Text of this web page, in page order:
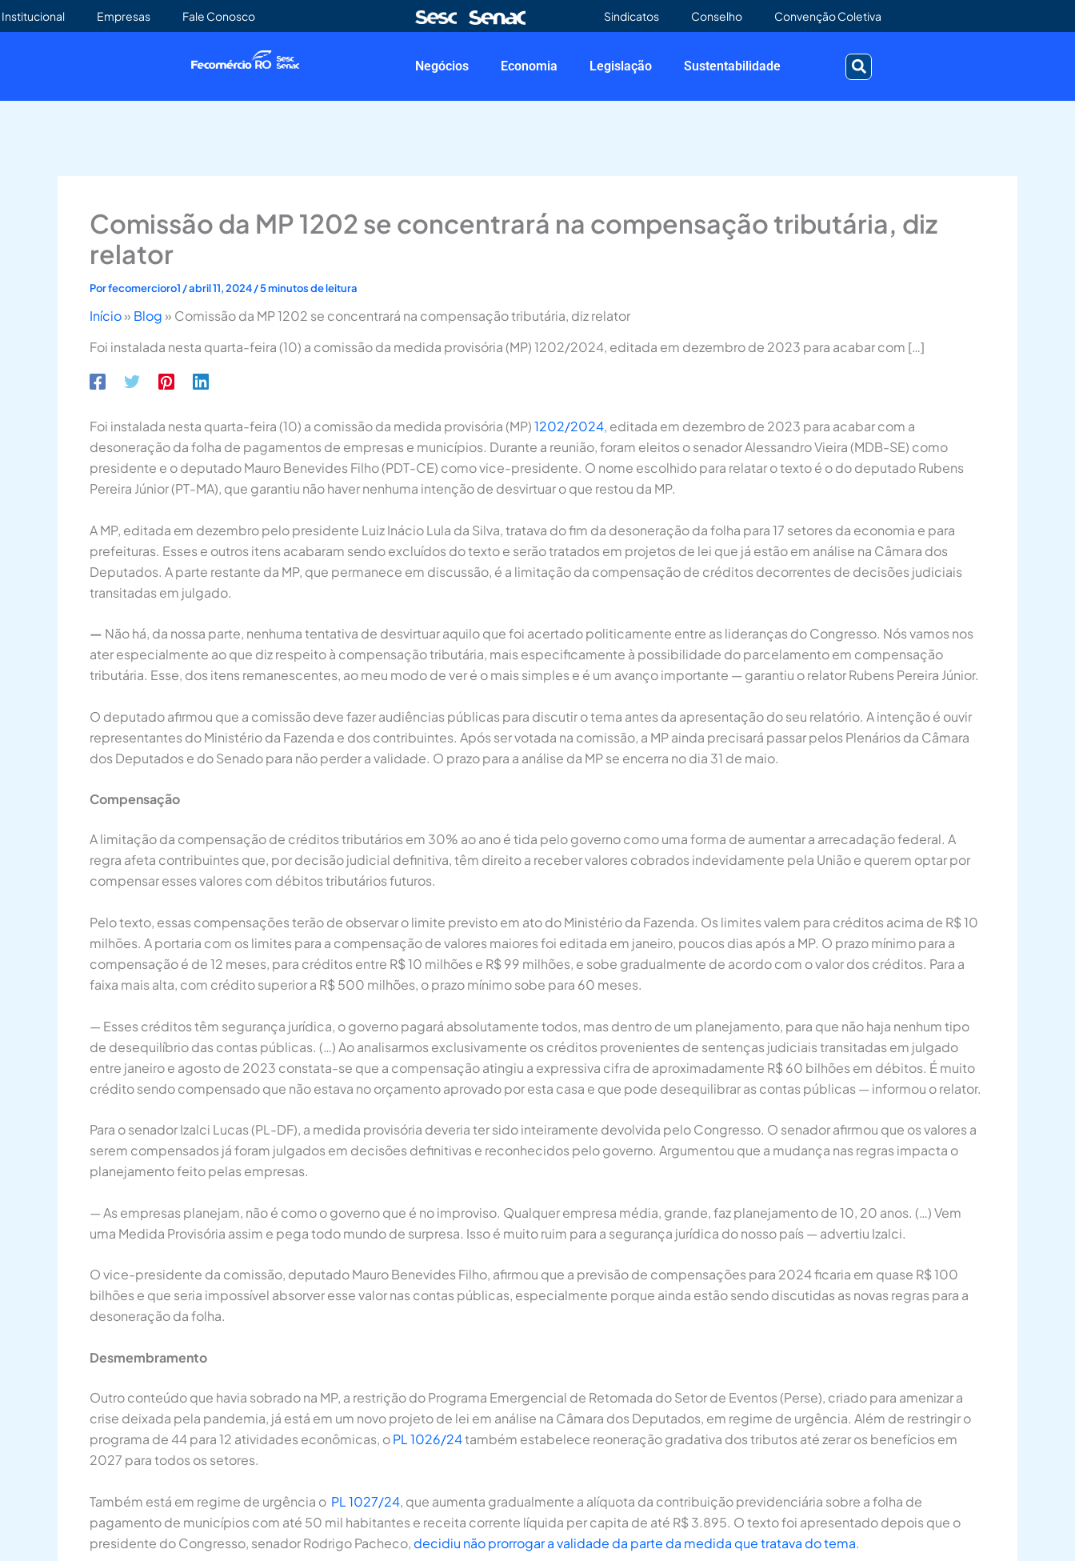
Ir
para
Institucional Empresas Fale Conosco Sindicatos Conselho Convenção Coletiva
Negócios Economia Legislação Sustentabilidade
Comissão da MP 1202 se concentrará na compensação tributária, diz
relator
Porfecomercioro1 /abril 11, 2024/5 minutos de leitura
Início» Blog » Comissão da MP 1202 se concentrará na compensação tributária, diz relator
Foi instalada nesta quarta-feira (10) a comissão da medida provisória (MP) 1202/2024, editada em dezembro de 2023 para acabar com […]
Foi instalada nesta quarta-feira (10) a comissão da medida provisória (MP)1202/2024, editada em dezembro de 2023 para acabar com a
desoneração da folha de pagamentos de empresas e municípios. Durante a reunião, foram eleitos o senador Alessandro Vieira (MDB-SE) como
presidente e o deputado Mauro Benevides Filho (PDT-CE) como vice-presidente. O nome escolhido para relatar o texto é o do deputado Rubens
Pereira Júnior (PT-MA), que garantiu não haver nenhuma intenção de desvirtuar o que restou da MP.
A MP, editada em dezembro pelo presidente Luiz Inácio Lula da Silva, tratava do fim da desoneração da folha para 17 setores da economia e para
prefeituras. Esses e outros itens acabaram sendo excluídos do texto e serão tratados em projetos de lei que já estão em análise na Câmara dos
Deputados. A parte restante da MP, que permanece em discussão, é a limitação da compensação de créditos decorrentes de decisões judiciais
transitadas em julgado.
— Não há, da nossa parte, nenhuma tentativa de desvirtuar aquilo que foi acertado politicamente entre as lideranças do Congresso. Nós vamos nos
ater especialmente ao que diz respeito à compensação tributária, mais especificamente à possibilidade do parcelamento em compensação
tributária. Esse, dos itens remanescentes, ao meu modo de ver é o mais simples e é um avanço importante — garantiu o relator Rubens Pereira Júnior.
O deputado afirmou que a comissão deve fazer audiências públicas para discutir o tema antes da apresentação do seu relatório. A intenção é ouvir
representantes do Ministério da Fazenda e dos contribuintes. Após ser votada na comissão, a MP ainda precisará passar pelos Plenários da Câmara
dos Deputados e do Senado para não perder a validade. O prazo para a análise da MP se encerra no dia 31 de maio.
Compensação
A limitação da compensação de créditos tributários em 30% ao ano é tida pelo governo como uma forma de aumentar a arrecadação federal. A
regra afeta contribuintes que, por decisão judicial definitiva, têm direito a receber valores cobrados indevidamente pela União e querem optar por
compensar esses valores com débitos tributários futuros.
Pelo texto, essas compensações terão de observar o limite previsto em ato do Ministério da Fazenda. Os limites valem para créditos acima de R$ 10
milhões. A portaria com os limites para a compensação de valores maiores foi editada em janeiro, poucos dias após a MP. O prazo mínimo para a
compensação é de 12 meses, para créditos entre R$ 10 milhões e R$ 99 milhões, e sobe gradualmente de acordo com o valor dos créditos. Para a
faixa mais alta, com crédito superior a R$ 500 milhões, o prazo mínimo sobe para 60 meses.
— Esses créditos têm segurança jurídica, o governo pagará absolutamente todos, mas dentro de um planejamento, para que não haja nenhum tipo
de desequilíbrio das contas públicas. (…) Ao analisarmos exclusivamente os créditos provenientes de sentenças judiciais transitadas em julgado
entre janeiro e agosto de 2023 constata-se que a compensação atingiu a expressiva cifra de aproximadamente R$ 60 bilhões em débitos. É muito
crédito sendo compensado que não estava no orçamento aprovado por esta casa e que pode desequilibrar as contas públicas — informou o relator.
Para o senador Izalci Lucas (PL-DF), a medida provisória deveria ter sido inteiramente devolvida pelo Congresso. O senador afirmou que os valores a
serem compensados já foram julgados em decisões definitivas e reconhecidos pelo governo. Argumentou que a mudança nas regras impacta o
planejamento feito pelas empresas.
— As empresas planejam, não é como o governo que é no improviso. Qualquer empresa média, grande, faz planejamento de 10, 20 anos. (…) Vem
uma Medida Provisória assim e pega todo mundo de surpresa. Isso é muito ruim para a segurança jurídica do nosso país — advertiu Izalci.
O vice-presidente da comissão, deputado Mauro Benevides Filho, afirmou que a previsão de compensações para 2024 ficaria em quase R$ 100
bilhões e que seria impossível absorver esse valor nas contas públicas, especialmente porque ainda estão sendo discutidas as novas regras para a
desoneração da folha.
Desmembramento
Outro conteúdo que havia sobrado na MP, a restrição do Programa Emergencial de Retomada do Setor de Eventos (Perse), criado para amenizar a
crise deixada pela pandemia, já está em um novo projeto de lei em análise na Câmara dos Deputados, em regime de urgência. Além de restringir o
programa de 44 para 12 atividades econômicas, oPL 1026/24também estabelece reoneração gradativa dos tributos até zerar os benefícios em
2027 para todos os setores.
Também está em regime de urgência o PL 1027/24, que aumenta gradualmente a alíquota da contribuição previdenciária sobre a folha de
pagamento de municípios com até 50 mil habitantes e receita corrente líquida per capita de até R$ 3.895. O texto foi apresentado depois que o
presidente do Congresso, senador Rodrigo Pacheco, decidiu não prorrogar a validade da parte da medida que tratava do tema.